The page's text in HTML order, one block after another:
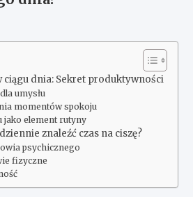
dnia: Sekret produktywności
umysłu
momentów spokoju
jako element rutyny
znaleźć czas na ciszę?
psychicznego
fizyczne